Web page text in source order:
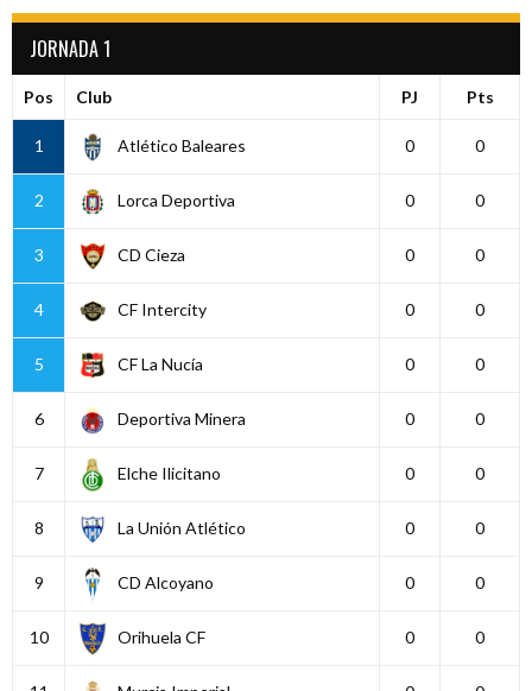
JORNADA 1
Pos Club PJ Pts
1 Atlético Baleares 0 0
2 Lorca Deportiva 0 0
3 CD Cieza 0 0
4 CF Intercity 0 0
5 CF La Nucía 0 0
6 Deportiva Minera 0 0
7 Elche Ilicitano 0 0
8 La Unión Atlético 0 0
9 CD Alcoyano 0 0
10 Orihuela CF 0 0